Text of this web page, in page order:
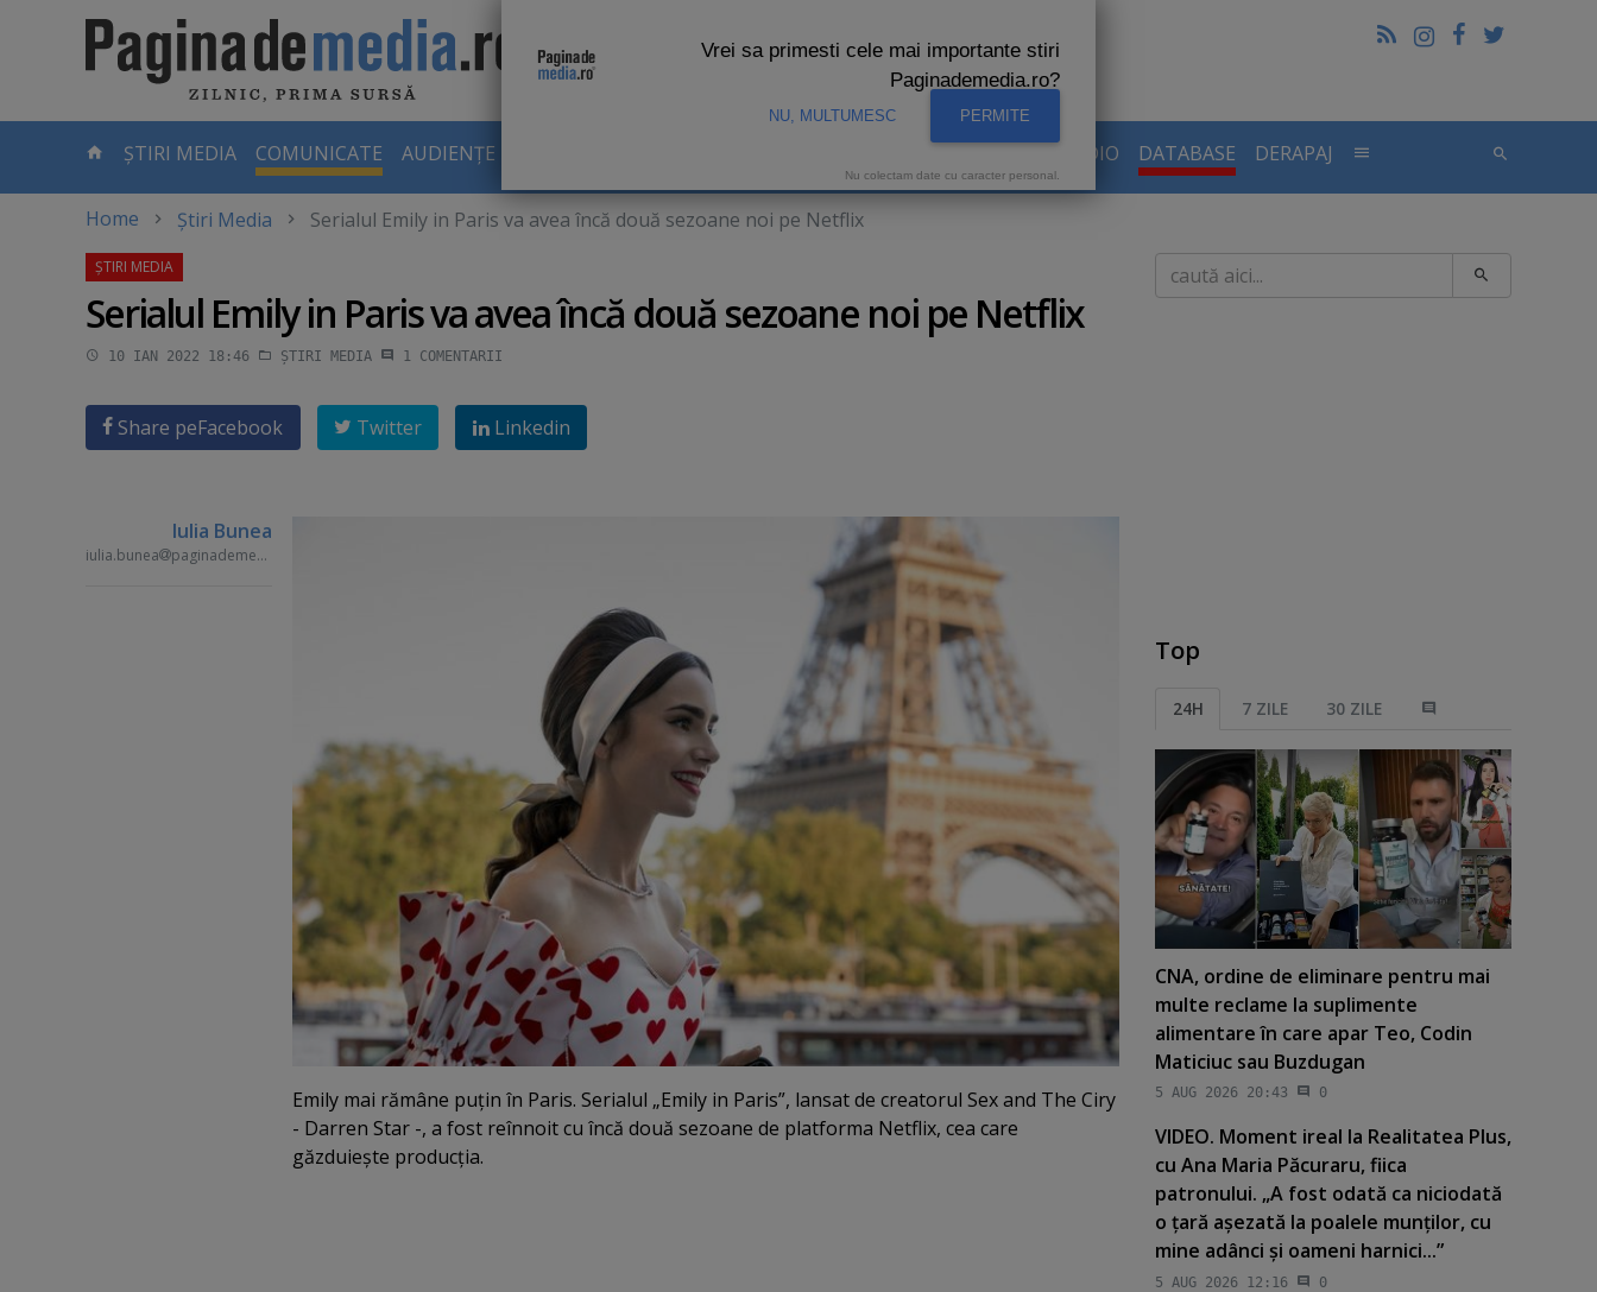
CURENTĂ
ȘTIRI MEDIA COMUNICATE AUDIENȚE TV AUDIENTE RADIO DATABASE DERAPAJ
Home Știri Media Serialul Emily in Paris va avea încă două sezoane noi pe Netflix
Serialul Emily in Paris va avea încă două sezoane noi pe Netflix
10 IAN 2022 18:46 ȘTIRI MEDIA 1 COMENTARII
Share peFacebook Twitter Linkedin
Iulia Bunea
iulia.bunea paginademedia.ro
Emily mai rămâne puţin în Paris. Serialul „Emily in Paris”, lansat de creatorul Sex and The Ciry
- Darren Star -, a fost reînnoit cu încă două sezoane de platforma Netflix, cea care
găzduieşte producţia.
Caută
Top
24H 7 ZILE 30 ZILE
CNA, ordine de eliminare pentru mai
multe reclame la suplimente
alimentare în care apar Teo, Codin
Maticiuc sau Buzdugan
5 AUG 2026 20:43 0
VIDEO. Moment ireal la Realitatea Plus,
cu Ana Maria Păcuraru, fiica
patronului. „A fost odată ca niciodată
o ţară aşezată la poalele munţilor, cu
mine adânci şi oameni harnici...”
5 AUG 2026 12:16 0
Vrei sa primesti cele mai importante stiri
Paginademedia.ro?
NU, MULTUMESC PERMITE
Nu colectam date cu caracter personal.